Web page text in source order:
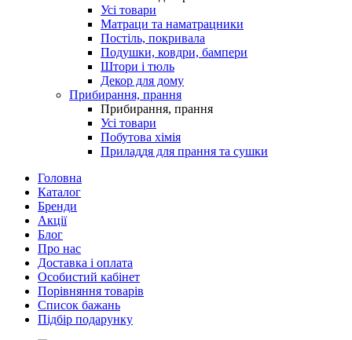
Усі товари
Матраци та наматрацники
Постіль, покривала
Подушки, ковдри, бампери
Штори і тюль
Декор для дому
Прибирання, прання
Прибирання, прання
Усі товари
Побутова хімія
Приладдя для прання та сушки
Головна
Каталог
Бренди
Акції
Блог
Про нас
Доставка і оплата
Особистий кабінет
Порівняння товарів
Список бажань
Підбір подарунку